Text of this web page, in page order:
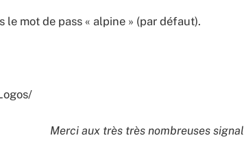
le mot de pass « alpine » (par défaut).
Merci aux très très nombreuses